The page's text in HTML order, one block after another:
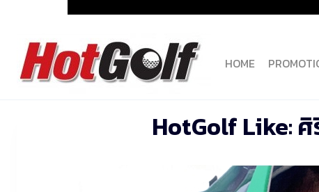
content
HOME
HotGolf Like: